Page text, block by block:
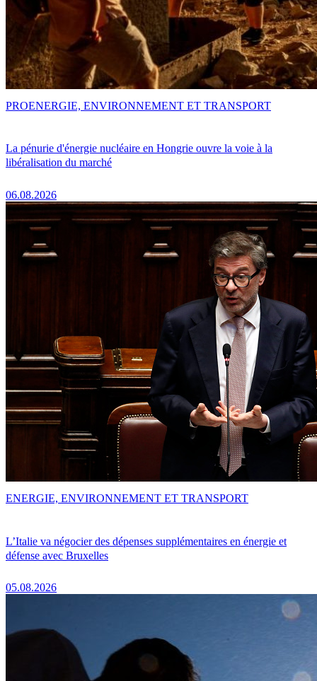
La pénurie d'énergie nucléaire en Hongrie ouvre la voie à la
libéralisation du marché
06.08.2026
PROENERGIE, ENVIRONNEMENT ET TRANSPORT
L’Italie va négocier des dépenses supplémentaires en énergie et
défense avec Bruxelles
05.08.2026
ENERGIE, ENVIRONNEMENT ET TRANSPORT